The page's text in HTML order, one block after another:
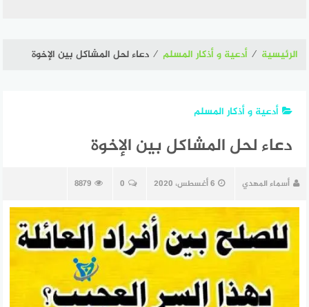
الرئيسية ⁄ أدعية و أذكار المسلم ⁄ دعاء لحل المشاكل بين الإخوة
أدعية و أذكار المسلم
دعاء لحل المشاكل بين الإخوة
أسماء المهدي 6 أغسطس، 2020 0
8879